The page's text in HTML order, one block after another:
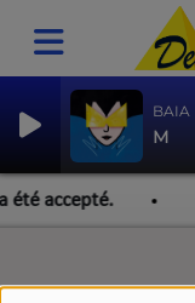
BAIA
M
accepté.